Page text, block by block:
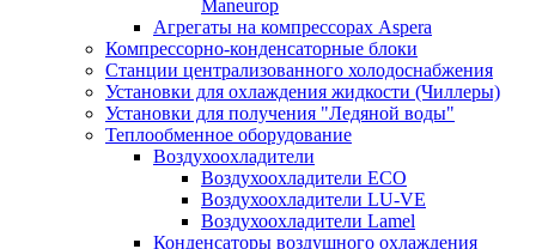
Maneurop
Агрегаты на компрессорах Aspera
Компрессорно-конденсаторные блоки
Станции централизованного холодоснабжения
Установки для охлаждения жидкости (Чиллеры)
Установки для получения "Ледяной воды"
Теплообменное оборудование
Воздухоохладители
Воздухоохладители EСО
Воздухоохладители LU-VE
Воздухоохладители Lamel
Конденсаторы воздушного охлаждения